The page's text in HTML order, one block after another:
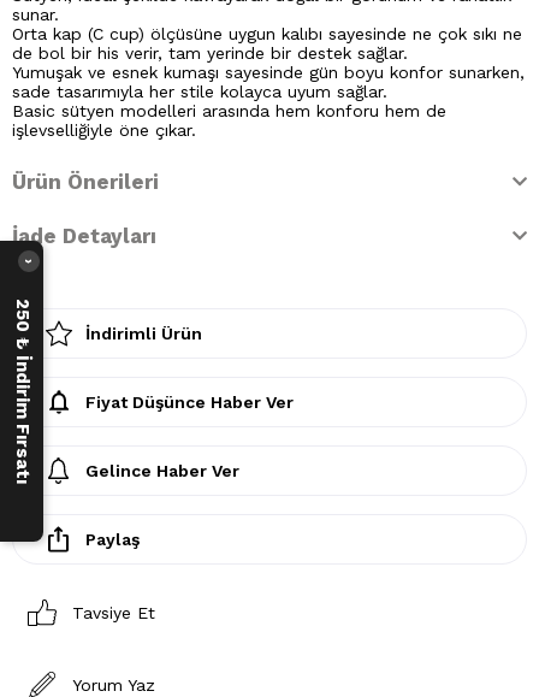
sunar.
Orta kap (C cup) ölçüsüne uygun kalıbı sayesinde ne çok sıkı ne
de bol bir his verir, tam yerinde bir destek sağlar.
Yumuşak ve esnek kumaşı sayesinde gün boyu konfor sunarken,
sade tasarımıyla her stile kolayca uyum sağlar.
Basic sütyen modelleri arasında hem konforu hem de
işlevselliğiyle öne çıkar.
Ürün Önerileri
İade Detayları
İndirimli Ürün
Fiyat Düşünce Haber Ver
Gelince Haber Ver
Paylaş
Tavsiye Et
Yorum Yaz
250 ₺ İndirim Fırsatı
›